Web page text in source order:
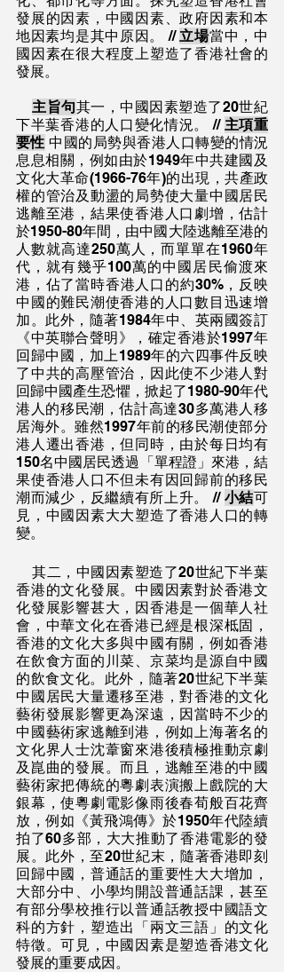
發展的因素，中國因素、政府因素和本
地因素均是其中原因。 // 立場當中，中
國因素在很大程度上塑造了香港社會的
發展。
主旨句其一，中國因素塑造了20世紀
下半葉香港的人口變化情況。 // 主項重
要性 中國的局勢與香港人口轉變的情況
息息相關，例如由於1949年中共建國及
文化大革命(1966-76年)的出現，共產政
權的管治及動盪的局勢使大量中國居民
逃離至港，結果使香港人口劇增，估計
於1950-80年間，由中國大陸逃離至港的
人數就高達250萬人，而單單在1960年
代，就有幾乎100萬的中國居民偷渡來
港，佔了當時香港人口的約30%，反映
中國的難民潮使香港的人口數目迅速增
加。此外，隨著1984年中、英兩國簽訂
《中英聯合聲明》，確定香港於1997年
回歸中國，加上1989年的六四事件反映
了中共的高壓管治，因此使不少港人對
回歸中國產生恐懼，掀起了1980-90年代
港人的移民潮，估計高達30多萬港人移
居海外。雖然1997年前的移民潮使部分
港人遷出香港，但同時，由於每日均有
150名中國居民透過「單程證」來港，結
果使香港人口不但未有因回歸前的移民
潮而減少，反繼續有所上升。 // 小結可
見，中國因素大大塑造了香港人口的轉
變。
香港的文化發展。中國因素對於香港文
化發展影響甚大，因香港是一個華人社
會，中華文化在香港已經是根深柢固，
香港的文化大多與中國有關，例如香港
在飲食方面的川菜、京菜均是源自中國
的飲食文化。此外，隨著20世紀下半葉
中國居民大量遷移至港，對香港的文化
藝術發展影響更為深遠，因當時不少的
中國藝術家逃離到港，例如上海著名的
文化界人士沈葦窗來港後積極推動京劇
及崑曲的發展。而且，逃離至港的中國
藝術家把傳統的粵劇表演搬上戲院的大
銀幕，使粵劇電影像雨後春荀般百花齊
放，例如《黃飛鴻傳》於1950年代陸續
拍了60多部，大大推動了香港電影的發
展。此外，至20世紀末，隨著香港即刻
回歸中國，普通話的重要性大大增加，
大部分中、小學均開設普通話課，甚至
有部分學校推行以普通話教授中國語文
科的方針，塑造出「兩文三語」的文化
特徵。可見，中國因素是塑造香港文化
發展的重要成因。